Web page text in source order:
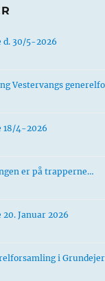
d. 30/5-2026
Vestervangs
18/4-2026
er på trapperne…
Januar 2026
i